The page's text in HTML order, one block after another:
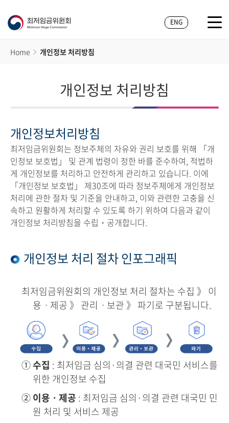
ENG
Home 개인정보 처리방침
개인정보 처리방침
개인정보처리방침
최저임금위원회는 정보주체의 자유와 권리 보호를 위해 「개
인정보 보호법」 및 관계 법령이 정한 바를 준수하여, 적법하
게 개인정보를 처리하고 안전하게 관리하고 있습니다. 이에
「개인정보 보호법」 제30조에 따라 정보주체에게 개인정보
처리에 관한 절차 및 기준을 안내하고, 이와 관련한 고충을 신
속하고 원활하게 처리할 수 있도록 하기 위하여 다음과 같이
개인정보 처리방침을 수립・공개합니다.
개인정보 처리 절차 인포그래픽
최저임금위원회의 개인정보 처리 절차는 수집 》 이
용ㆍ제공 》 관리ㆍ보관 》 파기로 구분됩니다.
①수집 : 최저임금 심의·의결 관련 대국민 서비스를
위한 개인정보 수집
② 이용ㆍ제공 : 최저임금 심의·의결 관련 대국민 민
원 처리 및 서비스 제공